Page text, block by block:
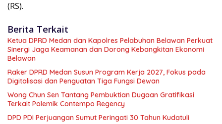
(RS).
Berita Terkait
Ketua DPRD Medan dan Kapolres Pelabuhan Belawan Perkuat
Sinergi Jaga Keamanan dan Dorong Kebangkitan Ekonomi
Belawan
Raker DPRD Medan Susun Program Kerja 2027, Fokus pada
Digitalisasi dan Penguatan Tiga Fungsi Dewan
Wong Chun Sen Tantang Pembuktian Dugaan Gratifikasi
Terkait Polemik Contempo Regency
DPD PDI Perjuangan Sumut Peringati 30 Tahun Kudatuli